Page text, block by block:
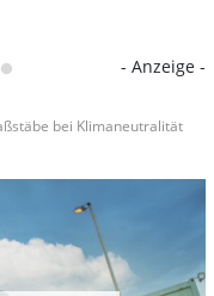
- Anzeige -
bei Klimaneutralität